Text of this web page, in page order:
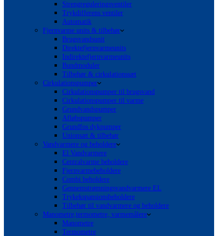
Strengreguleringsventiler
Trykdifferens ventiler
Automatik
Fjernvarme units & tilbehør
Brugsvandsunit
Direktefjernvarmeunits
Indirektefjernvarmeunits
Bundmoduler
Tilbehør & cirkulationssæt
Cirkulationspumper
Cirkulationspumper til brugsvand
Cirkulationspumper til varme
Grundvandspumper
Afløbspumper
Grundfos dykpumper
Unionsæt & tilbehør
Vandvarmere og beholdere
El Vandvarmere
Centralvarme beholdere
Fjernvarmebeholdere
Combi beholdere
Gennemstrømningsvandvarmere EL
Trykekspansionsbeholdere
Tilbehør til vandvarmere og beholdere
Manometre,termometre, varmemålere
Manometre
Termometre